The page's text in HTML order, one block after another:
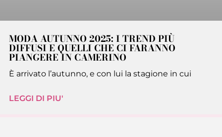
MODA AUTUNNO 2025: I TREND PIÙ
DIFFUSI E QUELLI CHE CI FARANNO
PIANGERE IN CAMERINO
È arrivato l’autunno, e con lui la stagione in cui
LEGGI DI PIU'